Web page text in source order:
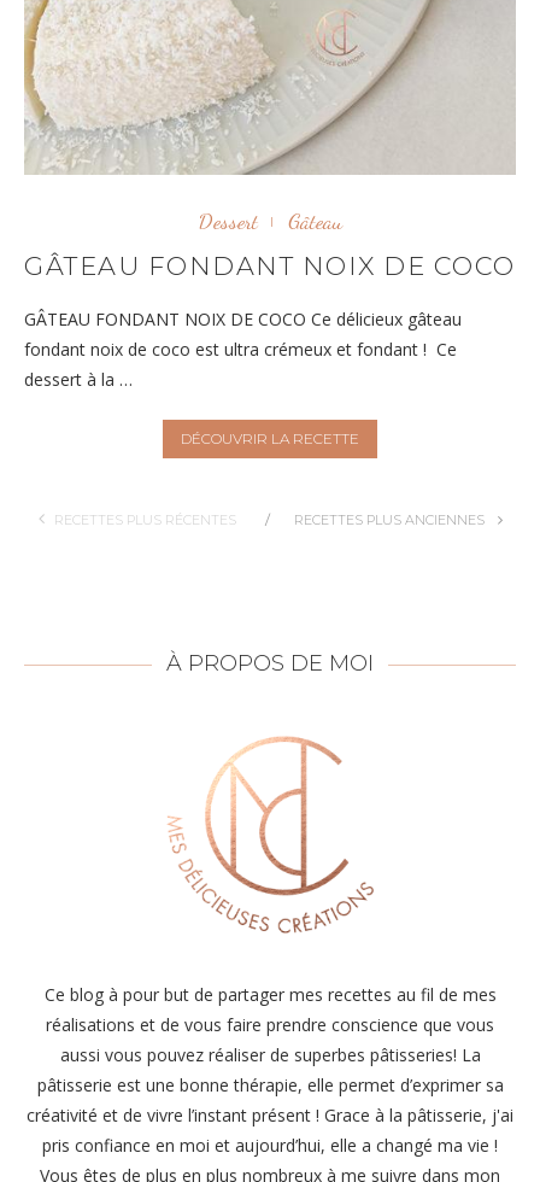
Dessert Gâteau
GÂTEAU FONDANT NOIX DE COCO
GÂTEAU FONDANT NOIX DE COCO Ce délicieux gâteau
fondant noix de coco est ultra crémeux et fondant ! Ce
dessert à la …
DÉCOUVRIR LA RECETTE
RECETTES PLUS RÉCENTES RECETTES PLUS ANCIENNES
À PROPOS DE MOI
Ce blog à pour but de partager mes recettes au fil de mes
réalisations et de vous faire prendre conscience que vous
aussi vous pouvez réaliser de superbes pâtisseries! La
pâtisserie est une bonne thérapie, elle permet d’exprimer sa
créativité et de vivre l’instant présent ! Grace à la pâtisserie, j'ai
pris confiance en moi et aujourd’hui, elle a changé ma vie !
Vous êtes de plus en plus nombreux à me suivre dans mon